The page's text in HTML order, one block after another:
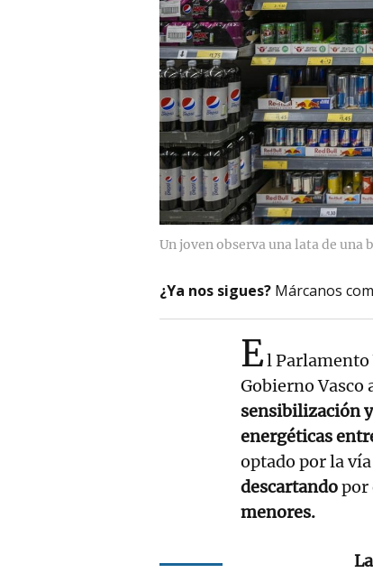
Un joven observa una lata de una
¿Ya nos sigues? Márcanos
El Parlamento
Gobierno Vasco
sensibilización
energéticas
optado por la
descartandopor
menores.